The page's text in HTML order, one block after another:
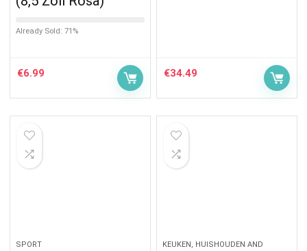
Already Sold: 71%
€6.99 €34.49
SPORT
KEUKEN, HUISHOUDEN AND